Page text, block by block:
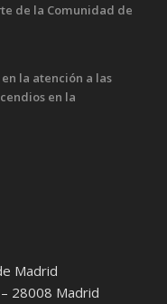
de la Comunidad de
la atención a las
en la
Madrid
28008 Madrid